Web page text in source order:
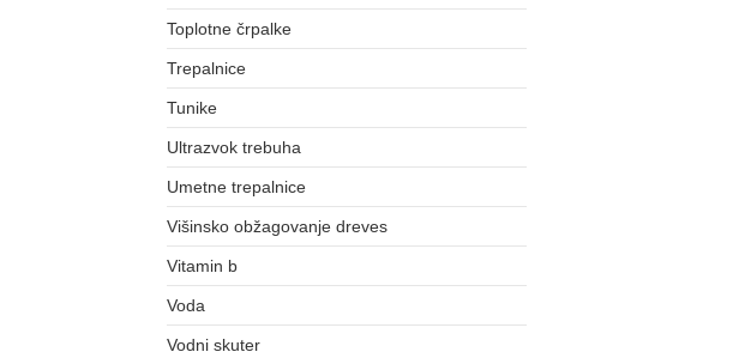
Toplotne črpalke
Trepalnice
Tunike
Ultrazvok trebuha
Umetne trepalnice
Višinsko obžagovanje dreves
Vitamin b
Voda
Vodni skuter